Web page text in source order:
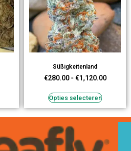
Süßigkeitenland
€280.00 - €1,120.00
Opties selecteren